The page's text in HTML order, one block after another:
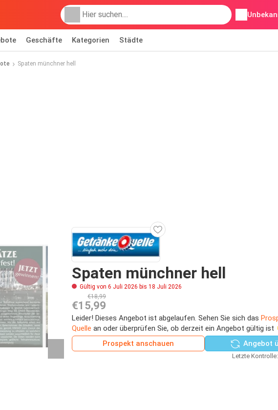
Geschäfte Kategorien Städte
Spaten münchner hell
Spaten münchner hell
Gültig von 6 Juli 2026 bis 18 Juli 2026
€18,99
€15,99
Leider! Dieses Angebot ist abgelaufen. Sehen Sie sich das
Quelle an oder überprüfen Sie, ob derzeit ein Angebot gültig ist
Prospekt anschauen
Angebot
Letzte